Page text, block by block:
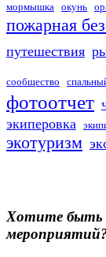
мормышка окунь
пожарная
путешествия
сообщество
фотоотчет
экиперовка
экотуризм
Хотите быть